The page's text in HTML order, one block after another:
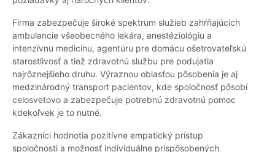
Firma zabezpečuje široké spektrum služieb zahŕňajúcich
ambulancie všeobecného lekára, anestéziológiu a
intenzívnu medicínu, agentúru pre domácu ošetrovateľskú
starostlivosť a tiež zdravotnú službu pre podujatia
najrôznejšieho druhu. Výraznou oblasťou pôsobenia je aj
medzinárodný transport pacientov, kde spoločnosť pôsobí
celosvetovo a zabezpečuje potrebnú zdravotnú pomoc
kdekoľvek je to nutné.
Zákazníci hodnotia pozitívne empatický prístup
spoločnosti a možnosť individuálne prispôsobených